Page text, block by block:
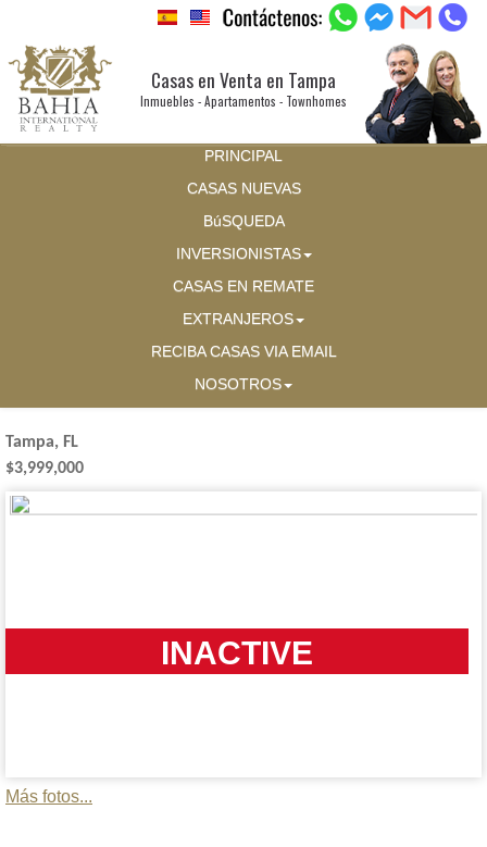
Casas en Venta en Tampa
Inmuebles - Apartamentos - Townhomes
PRINCIPAL
CASAS NUEVAS
BúSQUEDA
INVERSIONISTAS
CASAS EN REMATE
EXTRANJEROS
RECIBA CASAS VIA EMAIL
NOSOTROS
Tampa, FL
$3,999,000
INACTIVE
Más fotos...